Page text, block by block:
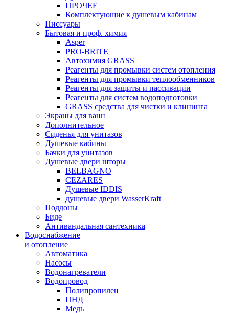
ПРОЧЕЕ
Комплектующие к душевым кабинам
Писсуары
Бытовая и проф. химия
Asper
PRO-BRITE
Автохимия GRASS
Реагенты для промывки систем отопления
Реагенты для промывки теплообменников
Реагенты для защиты и пассивации
Реагенты для систем водоподготовки
GRASS средства для чистки и клининга
Экраны для ванн
Дополнительное
Сиденья для унитазов
Душевые кабины
Бачки для унитазов
Душевые двери шторы
BELBAGNO
CEZARES
Душевые IDDIS
душевые двери WasserKraft
Поддоны
Биде
Антивандальная сантехника
Водоснабжение
и отопление
Автоматика
Насосы
Водонагреватели
Водопровод
Полипропилен
ПНД
Медь